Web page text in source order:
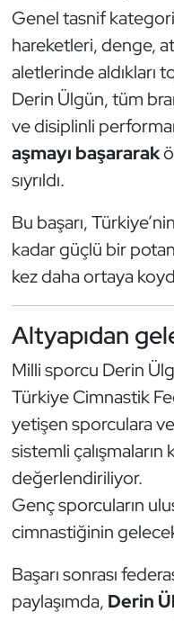
Genel tasnif
hareketleri, denge,
aletlerinde aldıkları
Derin Ülgün, tüm
ve disiplinli
aşmayı başararak
sıyrıldı.
Bu başarı,
kadar güçlü bir
kez daha ortaya
Altyapıdan
Milli sporcu Derin
Türkiye Cimnastik
yetişen sporculara
sistemli çalışmaların
değerlendiriliyor.
Genç sporcuların
cimnastiğinin
Başarı sonrası
paylaşımda, Derin
Judo ve Kuraş
Kano ve Rafting
Karate
Kayak
Kempo
Kick Boks
Masa Tenisi
Modern
Motor Sporları
Muay Thai
Optimist